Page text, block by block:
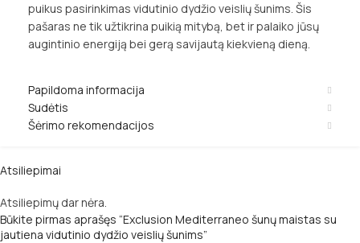
puikus pasirinkimas vidutinio dydžio veislių šunims. Šis
pašaras ne tik užtikrina puikią mitybą, bet ir palaiko jūsų
augintinio energiją bei gerą savijautą kiekvieną dieną.
Papildoma informacija
Sudėtis
Šėrimo rekomendacijos
Atsiliepimai
Atsiliepimų dar nėra.
Būkite pirmas aprašęs “Exclusion Mediterraneo šunų maistas su
jautiena vidutinio dydžio veislių šunims”